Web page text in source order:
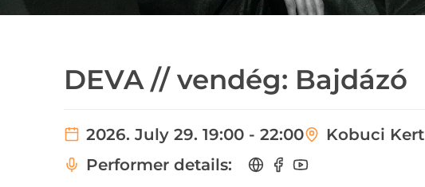
DEVA // vendég: Bajdázó
2026. July 29. 19:00 - 22:00
Kobuci Kert
Performer details: